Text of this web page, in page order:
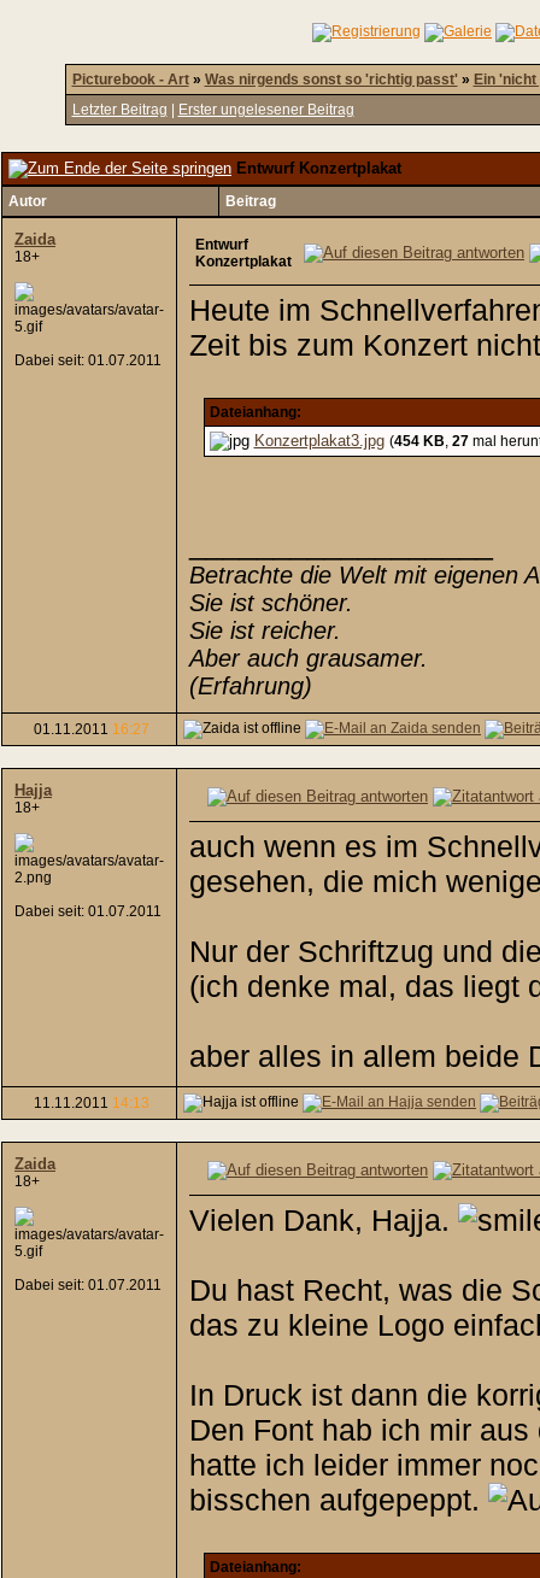
Picturebook - Art» Was nirgends sonst so 'richtig passt'» Ein
Letzter Beitrag
Erster ungelesener Beitrag
Entwurf Konzertplakat
Autor Beitrag
Zaida
18+
Dabei seit: 01.07.2011
Entwurf
Konzertplakat
Heute im
Zeit bis zum Konzert
Dateianhang:
Konzertplakat3.jpg (454 KB, 27mal
Betrachte die Welt mit eigenen
Sie ist schöner.
Sie ist reicher.
Aber auch grausamer.
(Erfahrung)
01.11.2011 16:27
Hajja
18+
Dabei seit: 01.07.2011
auch wenn es im
gesehen, die mich
Nur der Schriftzug und
(ich denke mal, das liegt
aber alles in allem beide
11.11.2011 14:13
Zaida
18+
Dabei seit: 01.07.2011
Vielen Dank, Hajja.
Du hast Recht, was die
das zu kleine Logo
In Druck ist dann die
Den Font hab ich mir
hatte ich leider immer
bisschen aufgepeppt.
Dateianhang: